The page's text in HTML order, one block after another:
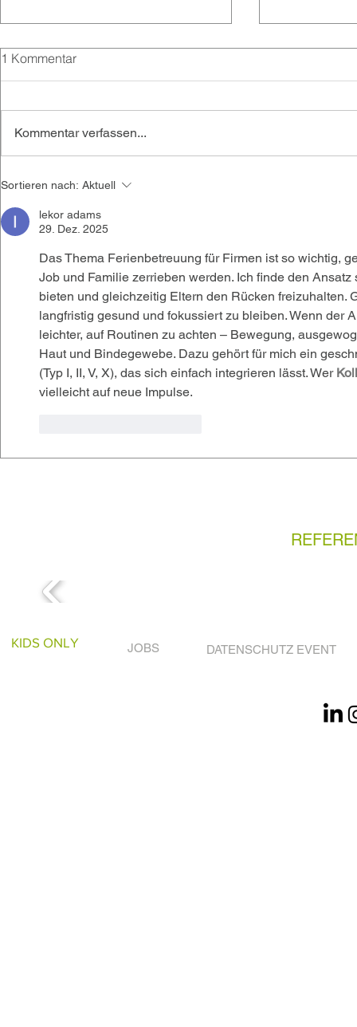
Kinderbetreuung auf der
1 Kommentar
Kommentar verfassen...
Sortieren nach: Aktuell
lekor adams
29. Dez. 2025
Das Thema Ferienbetreuung für Firmen ist so wichtig,
Job und Familie zerrieben werden. Ich finde den
bieten und gleichzeitig Eltern den Rücken freizuhalten.
langfristig gesund und fokussiert zu bleiben. Wenn der
leichter, auf Routinen zu achten – Bewegung,
Haut und Bindegewebe. Dazu gehört für mich ein
(Typ I, II, V, X), das sich einfach integrieren lässt. Wer
vielleicht auf neue Impulse.
KIDS ONLY JOBS DATENSCHUTZ EVENT